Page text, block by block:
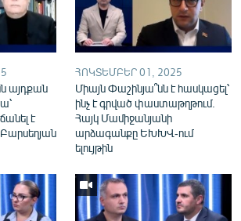
կայքերը
այդքան
է
ՀՈԿՏԵՄԲԵՐ 01, 2025
Միայն Փաշինյա՞նն է հասկացել՝
ինչ է գրված փաստաթղթում.
Հայկ Մամիջանյանի
արձագանքը ԵԽԽՎ-ում
ելույթին